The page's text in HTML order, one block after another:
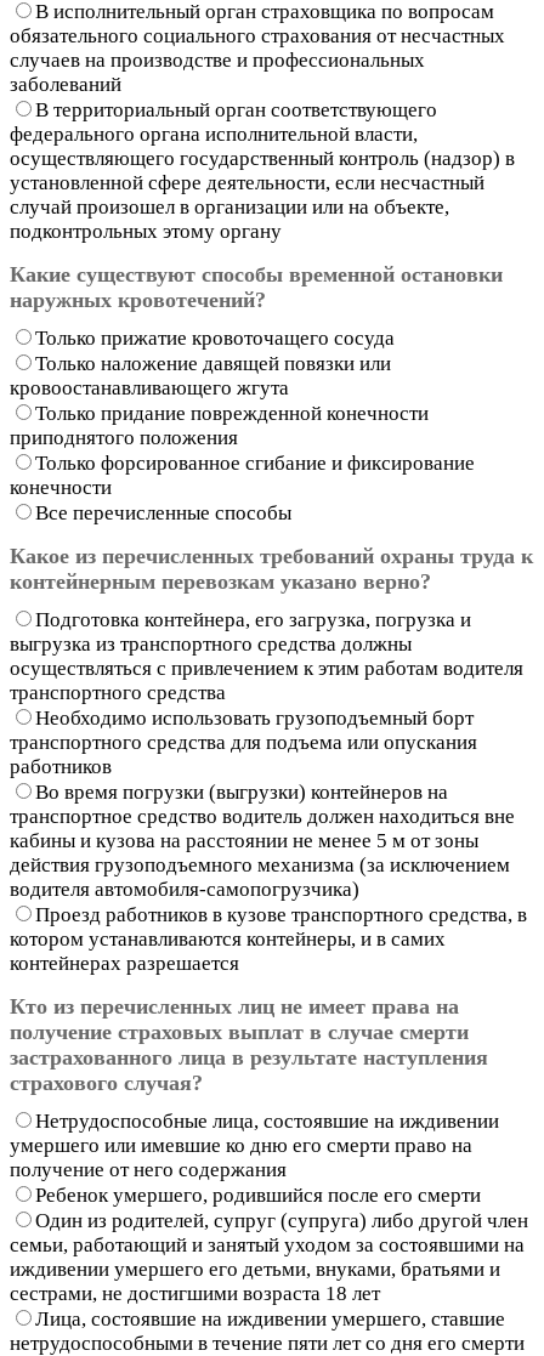
В исполнительный орган страховщика по вопросам
обязательного социального страхования от несчастных
случаев на производстве и профессиональных
заболеваний
В территориальный орган соответствующего
федерального органа исполнительной власти,
осуществляющего государственный контроль (надзор) в
установленной сфере деятельности, если несчастный
случай произошел в организации или на объекте,
подконтрольных этому органу
Какие существуют способы временной остановки
наружных кровотечений?
Только прижатие кровоточащего сосуда
Только наложение давящей повязки или
кровоостанавливающего жгута
Только придание поврежденной конечности
приподнятого положения
Только форсированное сгибание и фиксирование
конечности
Все перечисленные способы
Какое из перечисленных требований охраны труда к
контейнерным перевозкам указано верно?
Подготовка контейнера, его загрузка, погрузка и
выгрузка из транспортного средства должны
осуществляться с привлечением к этим работам водителя
транспортного средства
Необходимо использовать грузоподъемный борт
транспортного средства для подъема или опускания
работников
Во время погрузки (выгрузки) контейнеров на
транспортное средство водитель должен находиться вне
кабины и кузова на расстоянии не менее 5 м от зоны
действия грузоподъемного механизма (за исключением
водителя автомобиля-самопогрузчика)
Проезд работников в кузове транспортного средства, в
котором устанавливаются контейнеры, и в самих
контейнерах разрешается
Кто из перечисленных лиц не имеет права на
получение страховых выплат в случае смерти
застрахованного лица в результате наступления
страхового случая?
Нетрудоспособные лица, состоявшие на иждивении
умершего или имевшие ко дню его смерти право на
получение от него содержания
Ребенок умершего, родившийся после его смерти
Один из родителей, супруг (супруга) либо другой член
семьи, работающий и занятый уходом за состоявшими на
иждивении умершего его детьми, внуками, братьями и
сестрами, не достигшими возраста 18 лет
Лица, состоявшие на иждивении умершего, ставшие
нетрудоспособными в течение пяти лет со дня его смерти